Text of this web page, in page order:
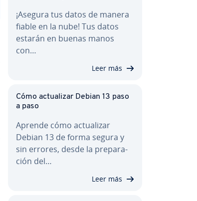
¡Asegura tus datos de manera
fiable en la nube! Tus datos
estarán en buenas manos
con…
Leer más
Cómo ac­tua­li­zar Debian 13 paso
a paso
Aprende cómo ac­tua­li­zar
Debian 13 de forma segura y
sin errores, desde la pre­pa­ra­
ción del…
Leer más